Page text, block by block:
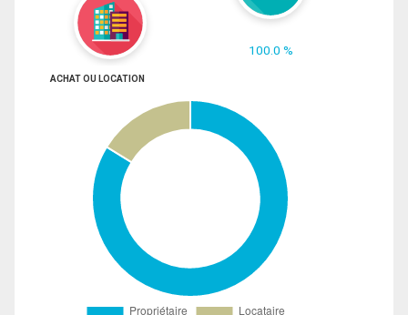
100.0 %
ACHAT OU LOCATION